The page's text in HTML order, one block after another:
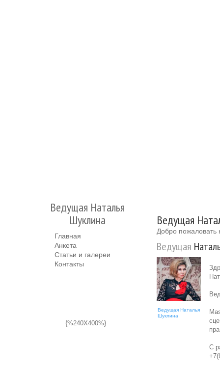
Ведущая Наталья
Шуклина
Главная
Анкета
Статьи и галереи
Контакты
{%240X400%}
Ведущая
Добро пожаловать
Ведущая
Ведущая Наталья
Шуклина
С